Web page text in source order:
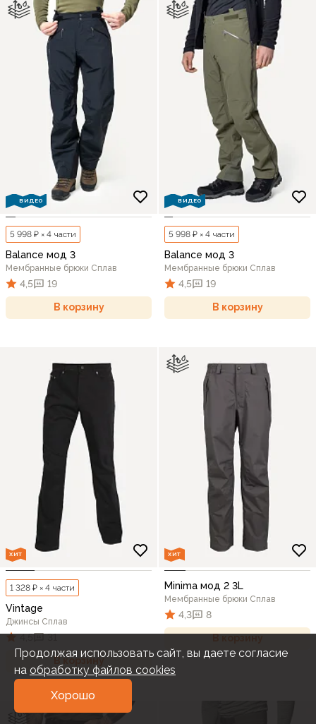
ВИДЕО
5 998 ₽ × 4 части
Balance мод 3
Мембранные брюки Сплав
4,5 19
В корзину
ВИДЕО
5 998 ₽ × 4 части
Balance мод 3
Мембранные брюки Сплав
4,5 19
В корзину
ХИТ
1 328 ₽ × 4 части
Vintage
Джинсы Сплав
4,5 31
В корзину
ХИТ
Minima мод 2 3L
Мембранные брюки Сплав
4,3 8
Продолжая использовать сайт, вы даете согласие
на обработку файлов cookies
Хорошо